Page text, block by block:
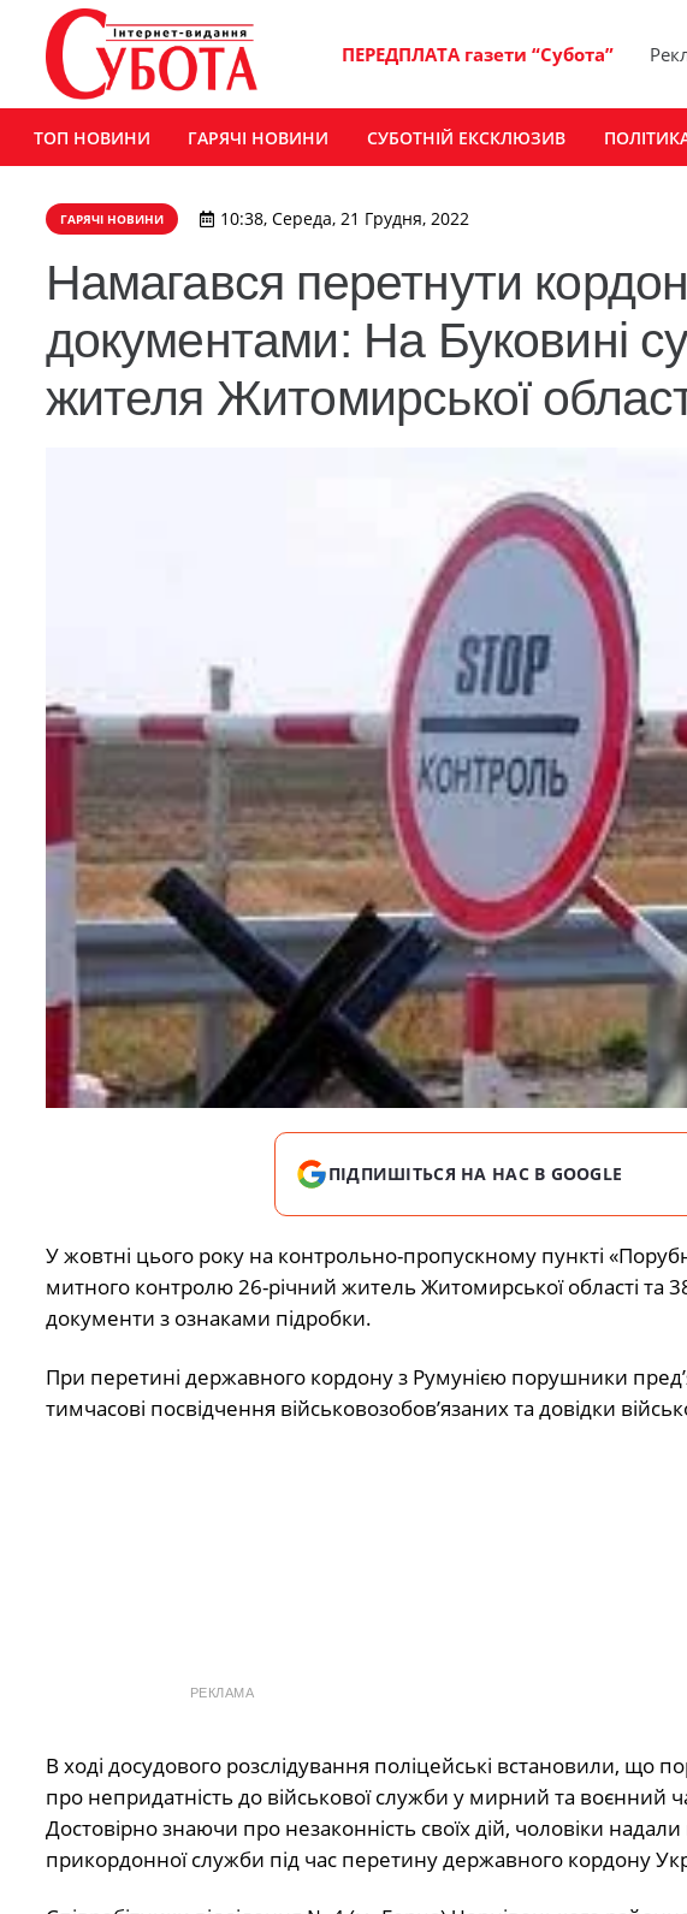
ПЕРЕДПЛАТА газети “Субота”
ТОП НОВИНИ ГАРЯЧІ НОВИНИ СУБОТНІЙ ЕКСКЛЮЗИВ
ГАРЯЧІ НОВИНИ 10:38, Середа, 21 Грудня, 2022
Намагався перетнути
документами: На Буковині
жителя Житомирської
ПІДПИШІТЬСЯ НА НАС В GOOGLE
У жовтні цього року на контрольно-пропускному пункті
митного контролю 26-річний житель Житомирської області та
документи з ознаками підробки.
При перетині державного кордону з Румунією порушники
тимчасові посвідчення військовозобов’язаних та довідки
РЕКЛАМА
В ході досудового розслідування поліцейські встановили, що
про непридатність до військової служби у мирний та воєнний
Достовірно знаючи про незаконність своїх дій, чоловіки
прикордонної служби під час перетину державного кордону